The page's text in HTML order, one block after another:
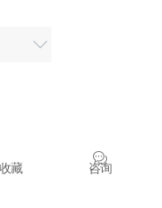
咨询
收藏